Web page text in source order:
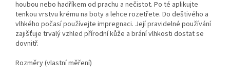
houbou nebo hadříkem od prachu a nečistot. Po té aplikujte
tenkou vrstvu krému na boty a lehce rozetřete. Do deštivého a
vlhkého počasí používejte impregnaci. Její pravidelné používání
zajišťuje trvalý vzhled přírodní kůže a brání vlhkosti dostat se
dovnitř.
Rozměry (vlastní měření)